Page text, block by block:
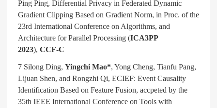
Ping Ping, Differential Privacy in Federated Dynamic
Gradient Clipping Based on Gradient Norm, in Proc. of the
23rd International Conference on Algorithms, and
Architecture for Parallel Processing (ICA3PP
2023), CCF-C
7 Silong Ding, Yingchi Mao*, Yong Cheng, Tianfu Pang,
Lijuan Shen, and Rongzhi Qi, ECIEF: Event Causality
Identification Based on Feature Fusion, accpeted by the
35th IEEE International Conference on Tools with